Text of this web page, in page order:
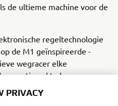
de ultieme machine voor de
regeltechnologie
de M1 geïnspireerde -
wegracer elke
optimaal te kunnen
een af-fabriek Superbike
PRIVACY